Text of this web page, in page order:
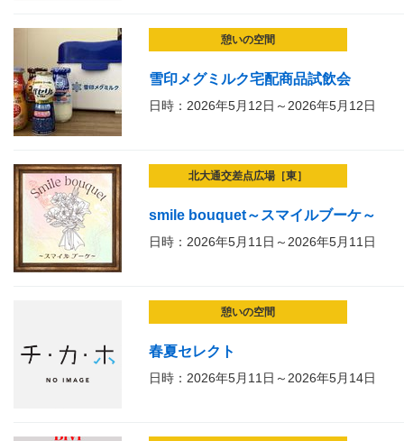
憩いの空間
雪印メグミルク宅配商品試飲会
日時：2026年5月12日～2026年5月12日
北大通交差点広場［東］
smile bouquet～スマイルブーケ～
日時：2026年5月11日～2026年5月11日
憩いの空間
春夏セレクト
日時：2026年5月11日～2026年5月14日